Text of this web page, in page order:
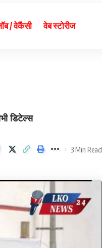
/ वेकैंसी वेब स्टोरीज
डिटेल्स
3 Min Read